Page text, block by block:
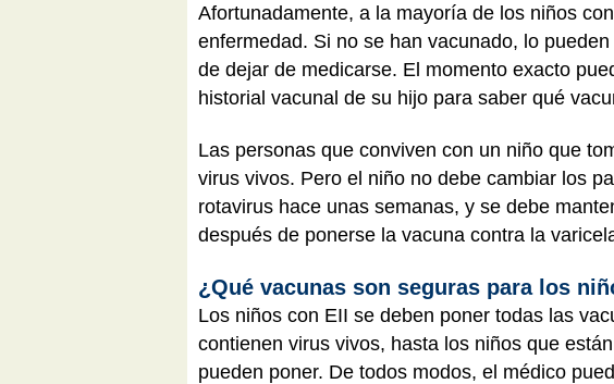
Afortunadamente, a la mayoría de los niños
enfermedad. Si no se han vacunado, lo
de dejar de medicarse. El momento exacto
historial vacunal de su hijo para saber qué
Las personas que conviven con un niño que
virus vivos. Pero el niño no debe cambiar los
rotavirus hace unas semanas, y se debe
después de ponerse la vacuna contra la
¿Qué vacunas son seguras para los
Los niños con EII se deben poner todas las
contienen virus vivos, hasta los niños que
pueden poner. De todos modos, el médico